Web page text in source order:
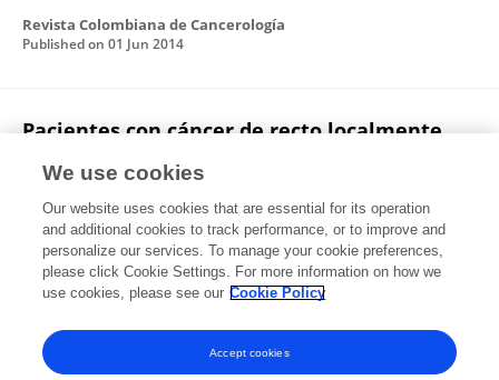
Revista Colombiana de Cancerología
Published on 01 Jun 2014
Pacientes con cáncer de recto localmente
quimiorradioterapia en el Instituto Nacional
de Cancerología durante 2010
Giovanna Rivas Fabio Olivella
José Carreño
Viviana Rodríguez
Published on
We use cookies
Our website uses cookies that are essential for its operation
and additional cookies to track performance, or to improve and
personalize our services. To manage your cookie preferences,
please click Cookie Settings. For more information on how we
use cookies, please see our Cookie Policy
Accept cookies